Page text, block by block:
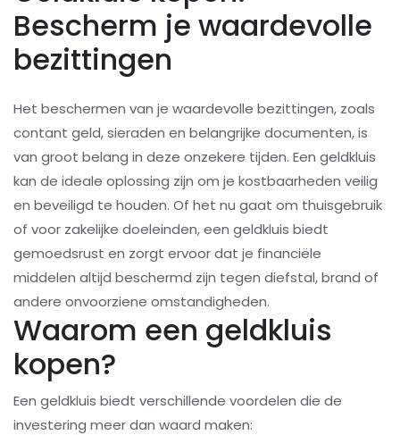
Bescherm je waardevolle
bezittingen
Het beschermen van je waardevolle bezittingen, zoals
contant geld, sieraden en belangrijke documenten, is
van groot belang in deze onzekere tijden. Een geldkluis
kan de ideale oplossing zijn om je kostbaarheden veilig
en beveiligd te houden. Of het nu gaat om thuisgebruik
of voor zakelijke doeleinden, een geldkluis biedt
gemoedsrust en zorgt ervoor dat je financiële
middelen altijd beschermd zijn tegen diefstal, brand of
andere onvoorziene omstandigheden.
Waarom een geldkluis
kopen?
Een geldkluis biedt verschillende voordelen die de
investering meer dan waard maken: